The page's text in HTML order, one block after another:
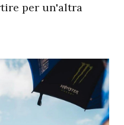
per un'altra